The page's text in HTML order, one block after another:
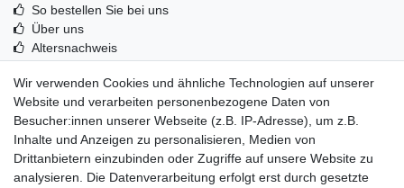
So bestellen Sie bei uns
Über uns
Altersnachweis
Echtheit von Kundenbewertungen
Messer Info Forum
Messer schärfen
Messerhersteller
Stahltabelle
Wir verwenden Cookies und ähnliche Technologien auf unserer
Website und verarbeiten personenbezogene Daten von
Besucher:innen unserer Webseite (z.B. IP-Adresse), um z.B.
Inhalte und Anzeigen zu personalisieren, Medien von
Drittanbietern einzubinden oder Zugriffe auf unsere Website zu
analysieren. Die Datenverarbeitung erfolgt erst durch gesetzte